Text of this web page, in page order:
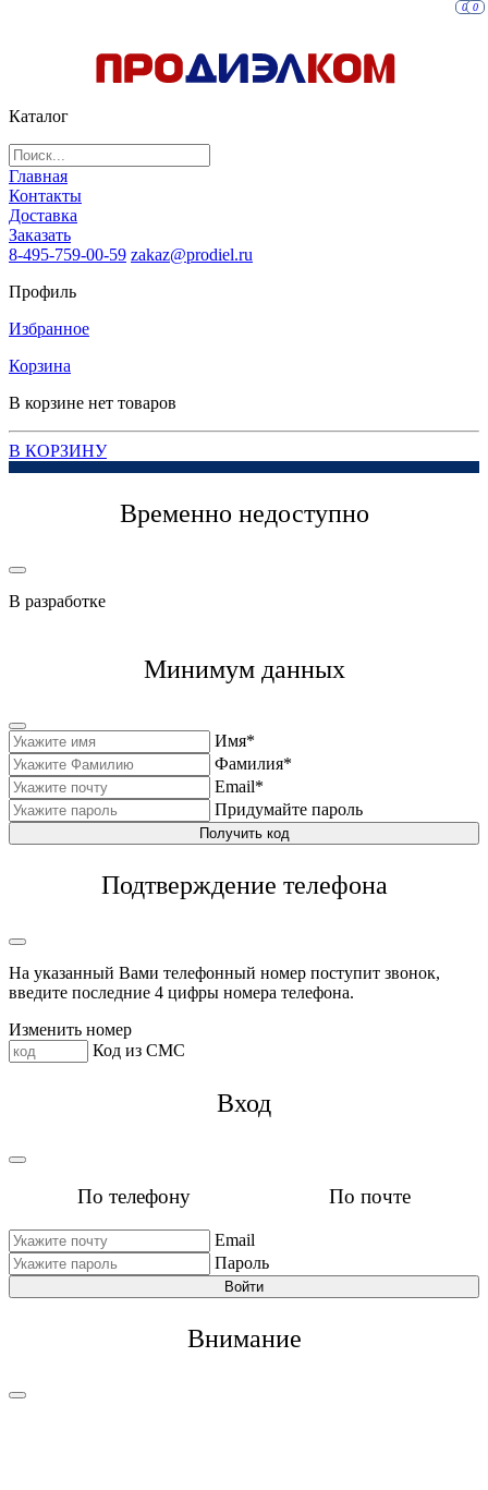
Каталог
Главная
Контакты
Доставка
Заказать
8-495-759-00-59 zakaz@prodiel.ru
Профиль
Избранное
0
Корзина
0
В корзине нет товаров
В КОРЗИНУ
Временно недоступно
В разработке
Минимум данных
Имя*
Фамилия*
Email*
Придумайте пароль
Получить код
Подтверждение телефона
На указанный Вами телефонный номер поступит звонок,
введите последние 4 цифры номера телефона.
Изменить номер
Код из СМС
Вход
По телефону По почте
Email
Пароль
Войти
Внимание